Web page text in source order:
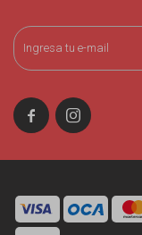
 